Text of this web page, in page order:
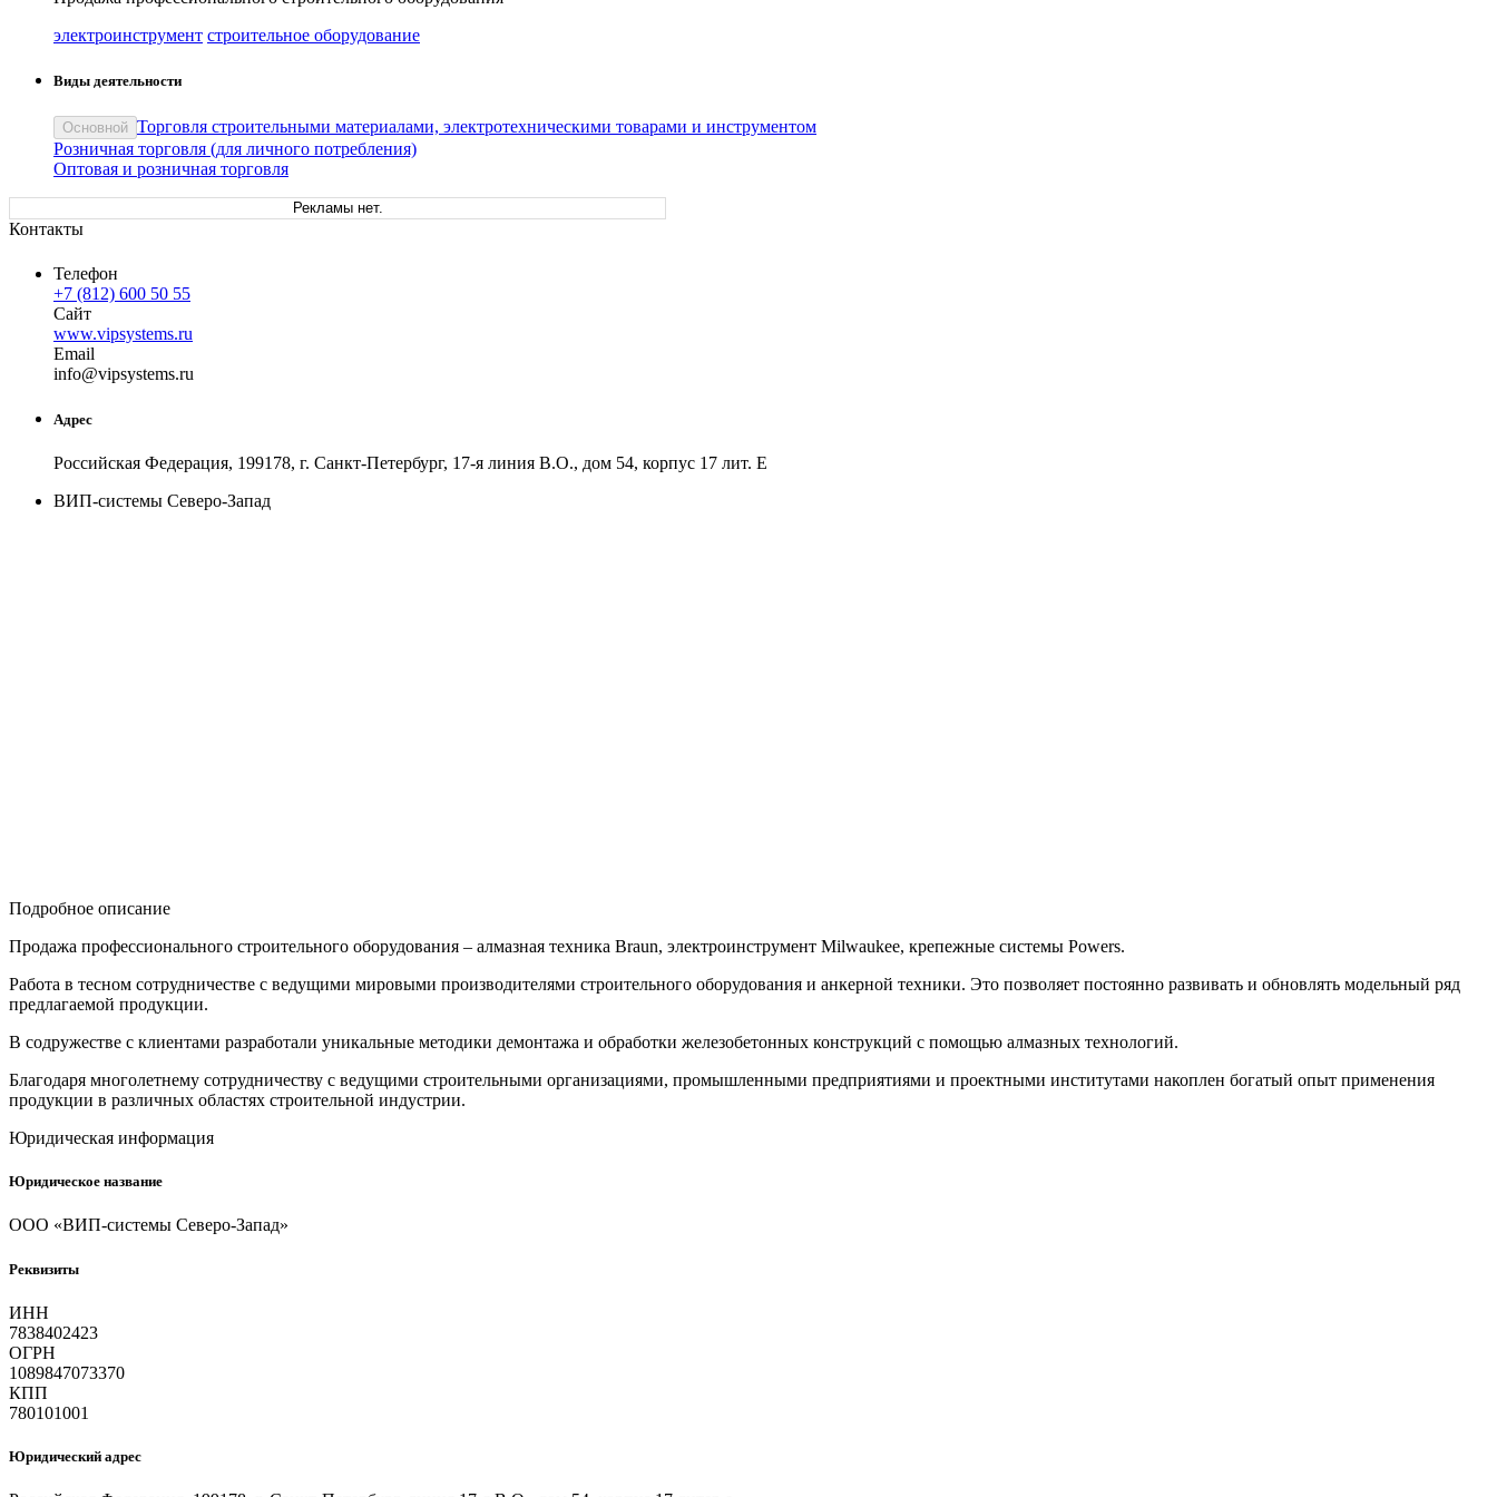
электроинструмент строительное оборудование
Виды деятельности
Основной Торговля строительными материалами, электротехническими товарами и инструментом
Розничная торговля (для личного потребления)
Оптовая и розничная торговля
Рекламы нет.
Контакты
Телефон
+7 (812) 600 50 55
Сайт
www.vipsystems.ru
Email
info@vipsystems.ru
Адрес
Российская Федерация, 199178, г. Санкт-Петербург, 17-я линия В.О., дом 54, корпус 17 лит. Е
ВИП-системы Северо-Запад
Подробное описание
Продажа профессионального строительного оборудования – алмазная техника Braun, электроинструмент Milwaukee, крепежные системы Powers.
Работа в тесном сотрудничестве с ведущими мировыми производителями строительного оборудования и анкерной техники. Это позволяет постоянно развивать и обновлять модельный ряд
предлагаемой продукции.
В содружестве с клиентами разработали уникальные методики демонтажа и обработки железобетонных конструкций с помощью алмазных технологий.
Благодаря многолетнему сотрудничеству с ведущими строительными организациями, промышленными предприятиями и проектными институтами накоплен богатый опыт применения
продукции в различных областях строительной индустрии.
Юридическая информация
Юридическое название
ООО «ВИП-системы Северо-Запад»
Реквизиты
ИНН
7838402423
ОГРН
1089847073370
КПП
780101001
Юридический адрес